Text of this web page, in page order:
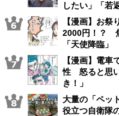
したい」「若
【漫画】お祭
2000円！？
「天使降臨」
【漫画】電車
性 怒ると思
き！」
大量の「ペッ
役立つ自衛隊